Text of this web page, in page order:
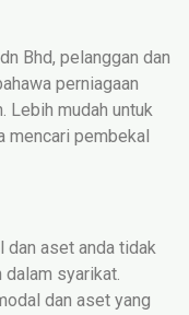
Bhd, pelanggan dan
perniagaan
Lebih mudah untuk
mencari pembekal
dan aset anda tidak
syarikat.
dan aset yang